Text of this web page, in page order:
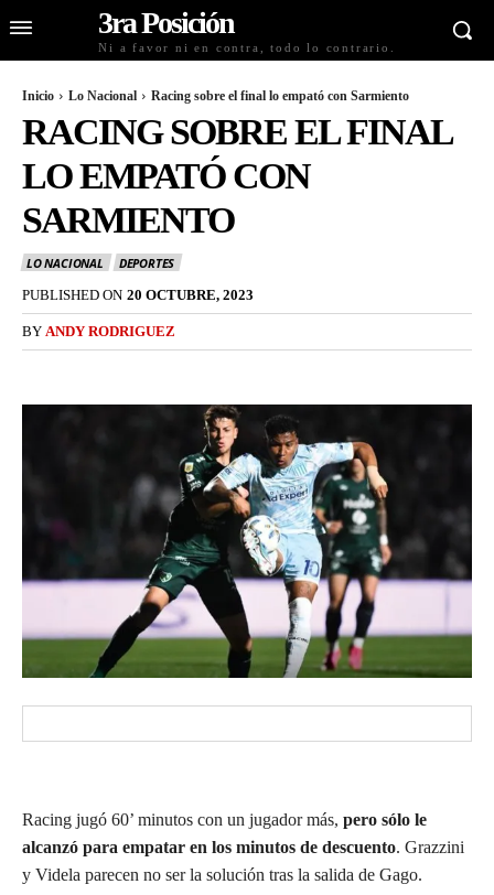
3ra Posición
Ni a favor ni en contra, todo lo contrario.
Inicio Lo Nacional Racing sobre el final lo empató con Sarmiento
RACING SOBRE EL FINAL
LO EMPATÓ CON
SARMIENTO
LO NACIONAL
DEPORTES
PUBLISHED ON 20 OCTUBRE, 2023
BY ANDY RODRIGUEZ
Racing jugó 60’ minutos con un jugador más, pero sólo le
alcanzó para empatar en los minutos de descuento. Grazzini
y Videla parecen no ser la solución tras la salida de Gago.